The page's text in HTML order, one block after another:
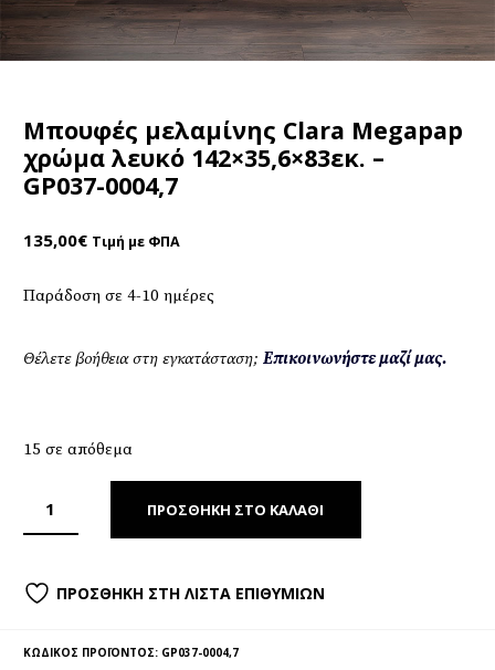
Μπουφές μελαμίνης Clara Megapap
χρώμα λευκό 142×35,6×83εκ. –
GP037-0004,7
135,00€ Τιμή με ΦΠΑ
Παράδοση σε 4-10 ημέρες
Θέλετε βοήθεια στη εγκατάσταση; Επικοινωνήστε μαζί μας.
15 σε απόθεμα
ΠΡΟΣΘΉΚΗ ΣΤΟ ΚΑΛΆΘΙ
ΠΡΟΣΘΉΚΗ ΣΤΗ ΛΊΣΤΑ ΕΠΙΘΥΜΙΏΝ
ΚΩΔΙΚΌΣ ΠΡΟΪΌΝΤΟΣ: GP037-0004,7